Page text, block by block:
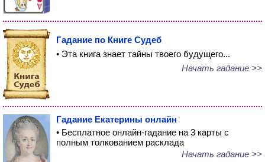
Гадание по Книге Судеб
• Эта книга знает тайны твоего будущего...
Начать гадание >>
Гадание Екатерины онлайн
• Бесплатное онлайн-гадание на 3 карты с
полным толкованием расклада
Начать гадание >>